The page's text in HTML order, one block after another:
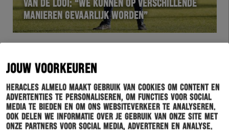
JOUW VOORKEUREN
Heracles Almelo maakt gebruik van cookies om content en
advertenties te personaliseren, om functies voor social
media te bieden en om ons websiteverkeer te analyseren.
Ook delen we informatie over je gebruik van onze site met
onze partners voor social media, adverteren en analyse.
VAN DE LOOI: “WE KUNNEN OP VERSCHILLENDE
MANIEREN GEVAARLIJK WORDEN”